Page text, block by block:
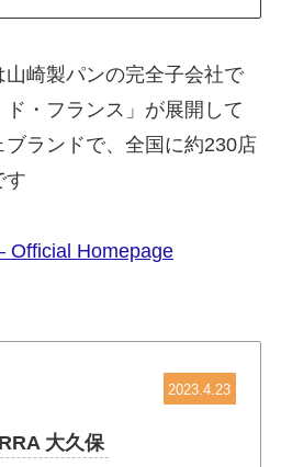
崎製パンの完全子会社で
・フランス」が展開して
ランドで、全国に約230店
す
Official Homepage
2023.4.23
大久保